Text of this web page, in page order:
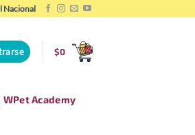
Nacional
$0
WPet Academy